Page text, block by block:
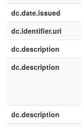
dc.date.issued
dc.identifier.uri
dc.description
dc.description
dc.description